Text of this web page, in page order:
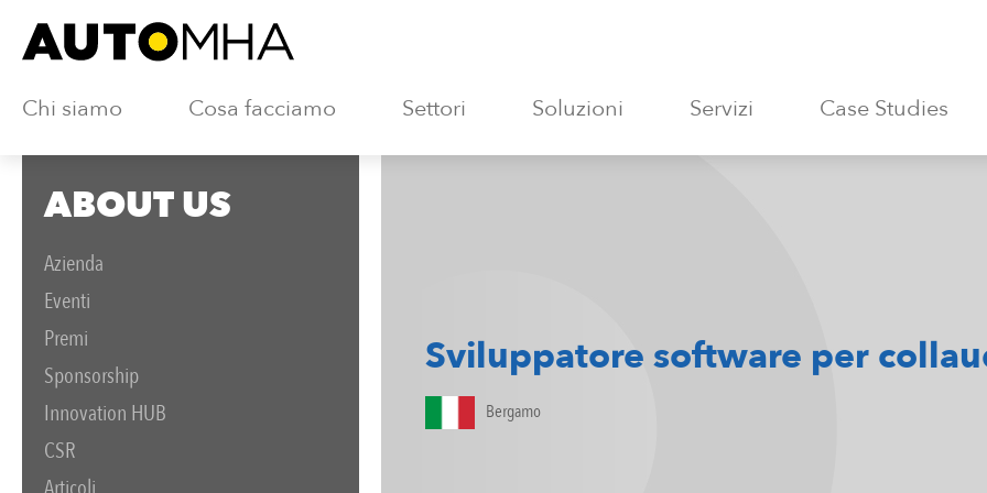
Chi siamo Cosa facciamo Settori Soluzioni Servizi Case Studies
ABOUT US
Azienda
Eventi
Premi
Sponsorship
Innovation HUB
CSR
Sviluppatore software per
Bergamo